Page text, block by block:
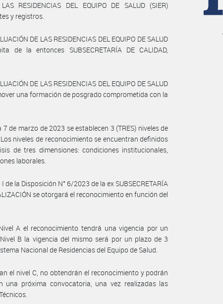
RESIDENCIAS DEL EQUIPO DE SALUD (SIER)
y registros.
DE LAS RESIDENCIAS DEL EQUIPO DE SALUD
de la entonces SUBSECRETARÍA DE CALIDAD,
DE LAS RESIDENCIAS DEL EQUIPO DE SALUD
una formación de posgrado comprometida con la
de marzo de 2023 se establecen 3 (TRES) niveles de
niveles de reconocimiento se encuentran definidos
de tres dimensiones: condiciones institucionales,
laborales.
la Disposición N° 6/2023 de la ex SUBSECRETARÍA
se otorgará el reconocimiento en función del
A el reconocimiento tendrá una vigencia por un
B la vigencia del mismo será por un plazo de 3
Nacional de Residencias del Equipo de Salud.
el nivel C, no obtendrán el reconocimiento y podrán
una próxima convocatoria, una vez realizadas las